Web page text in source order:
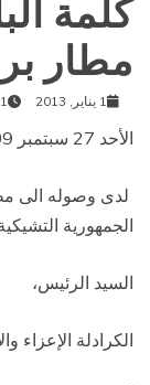
كلمة
مطار
1 يناير, 2013 1 min read
الأحد 27 سبتمبر 2009 (zenit.org).
لدى وصوله الى
الجمهورية
السيد الرئيس،
الكرادلة الإعزاء